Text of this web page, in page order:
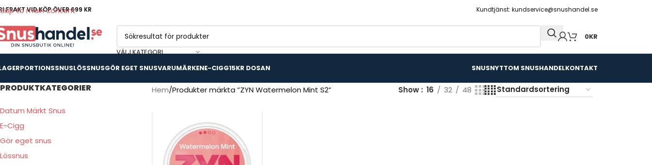
Skip to main content
FRAKT VID KÖP ÖVER 699 KR Kundtjänst: kundservice@snushandel.se
VÄLJ KATEGORI
0KR
PORTIONSSNUSLÖSSNUSGÖR EGET SNUSVARUMÄRKENE-CIGG15KR DOSAN SNUSNYTTOM SNUSHANDELKONTAKT
PRODUKTKATEGORIER
Datum Märkt Snus
E-Cigg
Gör eget snus
Lössnus
Hem Produkter märkta ”ZYN Watermelon Mint S2” Show 16 32 48